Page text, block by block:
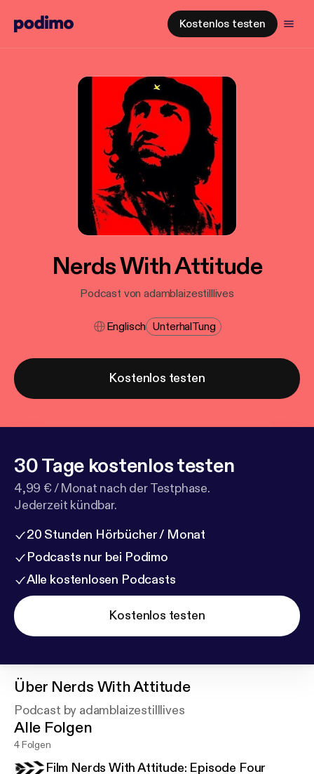
Kostenlos testen
Nerds With Attitude
Podcast von adamblaizestilllives
Englisch Unterhal​tung
Kostenlos testen
30 Tage kostenlos testen
4,99 € / Monat nach der Testphase.
Jederzeit kündbar.
20 Stunden Hörbücher / Monat
Podcasts nur bei Podimo
Alle kostenlosen Podcasts
Kostenlos testen
Über Nerds With Attitude
Podcast by adamblaizestilllives
Alle Folgen
4 Folgen
Film Nerds With Attitude: Episode Four